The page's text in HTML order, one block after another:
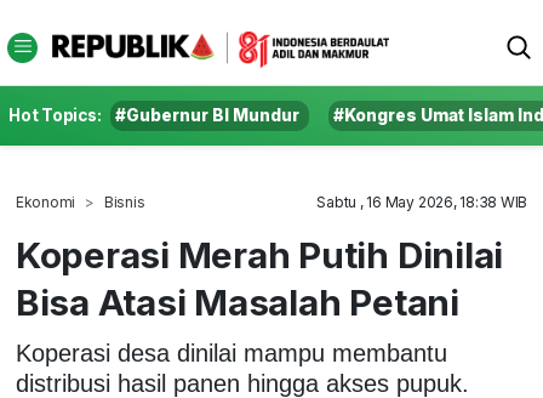
Hot Topics: #Gubernur BI Mundur #Kongres Umat Islam
Ekonomi Bisnis Sabtu , 16 May 2026, 18:38 WIB
Koperasi Merah Putih Dinilai
Bisa Atasi Masalah Petani
Koperasi desa dinilai mampu membantu
distribusi hasil panen hingga akses pupuk.